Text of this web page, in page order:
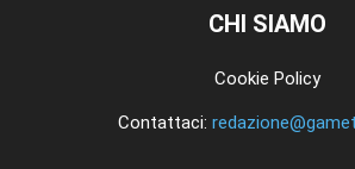
CHI SIAMO
Cookie Policy
Contattaci: